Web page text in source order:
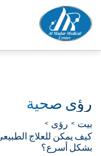
رؤى صحية
بيت
رؤى
كيف يمكن للعلاج
بشكل أسرع؟